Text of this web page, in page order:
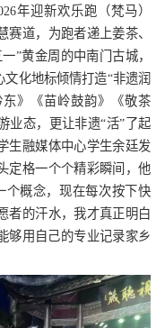
年迎新欢乐跑（梵马）
赛道，为跑者递上姜茶、
”黄金周的中南门古城，
化地标倾情打造“非遗润
》《苗岭鼓韵》《敬茶
态，更让非遗“活”了起
生融媒体中心学生余廷发
定格一个个精彩瞬间，他
个概念，现在每次按下快
者的汗水，我才真正明白
用自己的专业记录家乡